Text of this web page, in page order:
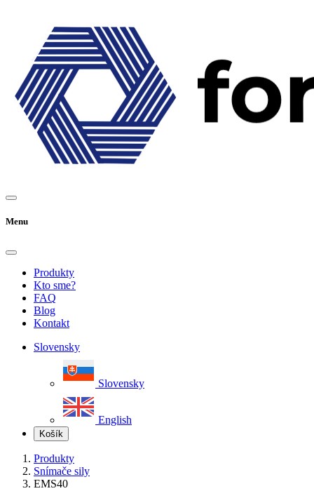
Menu
Produkty
Kto sme?
FAQ
Blog
Kontakt
Slovensky
Slovensky
English
Košík
Produkty
Snímače sily
EMS40